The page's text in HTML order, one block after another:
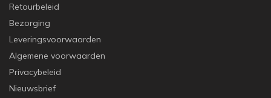
Retourbeleid
Bezorging
Leveringsvoorwaarden
Algemene voorwaarden
Privacybeleid
Nieuwsbrief